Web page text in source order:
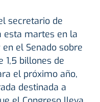
secretario de
esta martes en la
el Senado sobre
1,5 billones de
el próximo año,
destinada a